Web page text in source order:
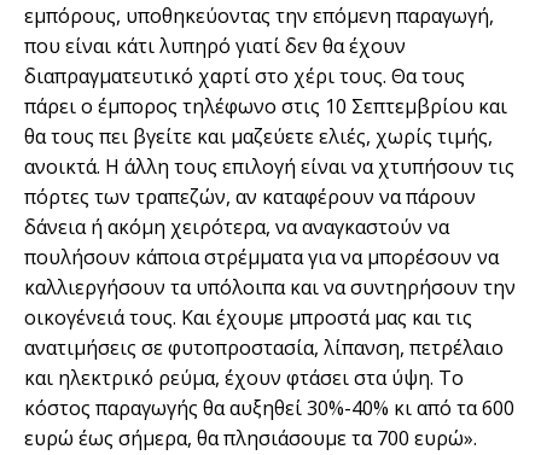
εμπόρους, υποθηκεύοντας την επόμενη παραγωγή,
που είναι κάτι λυπηρό γιατί δεν θα έχουν
διαπραγματευτικό χαρτί στο χέρι τους. Θα τους
πάρει ο έμπορος τηλέφωνο στις 10 Σεπτεμβρίου και
θα τους πει βγείτε και μαζεύετε ελιές, χωρίς τιμής,
ανοικτά. Η άλλη τους επιλογή είναι να χτυπήσουν τις
πόρτες των τραπεζών, αν καταφέρουν να πάρουν
δάνεια ή ακόμη χειρότερα, να αναγκαστούν να
πουλήσουν κάποια στρέμματα για να μπορέσουν να
καλλιεργήσουν τα υπόλοιπα και να συντηρήσουν την
οικογένειά τους. Και έχουμε μπροστά μας και τις
ανατιμήσεις σε φυτοπροστασία, λίπανση, πετρέλαιο
και ηλεκτρικό ρεύμα, έχουν φτάσει στα ύψη. Το
κόστος παραγωγής θα αυξηθεί 30%-40% κι από τα 600
ευρώ έως σήμερα, θα πλησιάσουμε τα 700 ευρώ».